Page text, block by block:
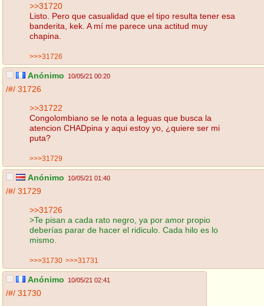
>>31720
Listo. Pero que casualidad que el tipo resulta tener esa
banderita, kek. A mí me parece una actitud muy
chapina.
>>>31726
Anónimo 10/05/21 00:20
/#/ 31726
>>31722
Congolombiano se le nota a leguas que busca la
atencion CHADpina y aqui estoy yo, ¿quiere ser mi
puta?
>>>31729
Anónimo 10/05/21 01:40
/#/ 31729
>>31726
>Te pisan a cada rato negro, ya por amor propio
deberías parar de hacer el ridiculo. Cada hilo es lo
mismo.
>>>31730 >>>31731
Anónimo 10/05/21 02:41
/#/ 31730